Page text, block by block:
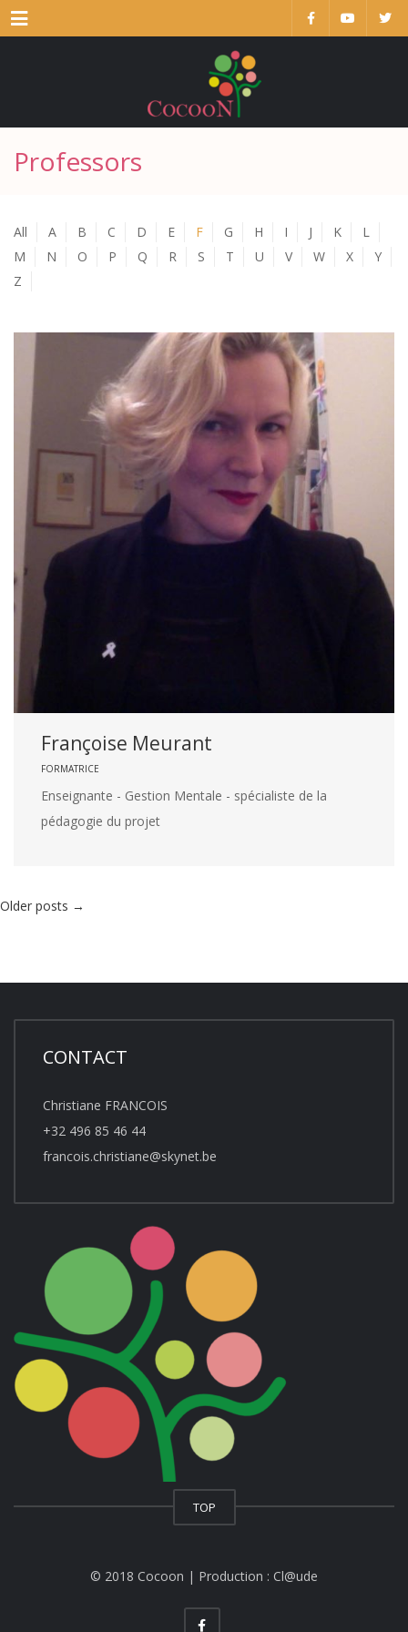
Menu
Professors
All A B C D E F G H I J K
L
M
N O P Q R S T U V W X
Y
Z
Françoise Meurant
FORMATRICE
Enseignante - Gestion Mentale - spécialiste de la
pédagogie du projet
Older posts →
CONTACT
Christiane FRANCOIS
+32 496 85 46 44
francois.christiane@skynet.be
TOP
© 2018 Cocoon | Production : Cl@ude